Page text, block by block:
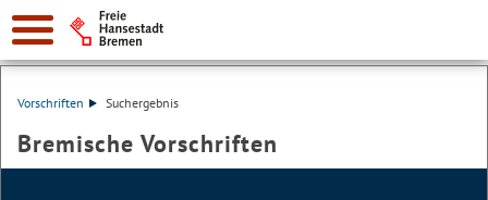
Vorschriften Suchergebnis
Bremische Vorschriften